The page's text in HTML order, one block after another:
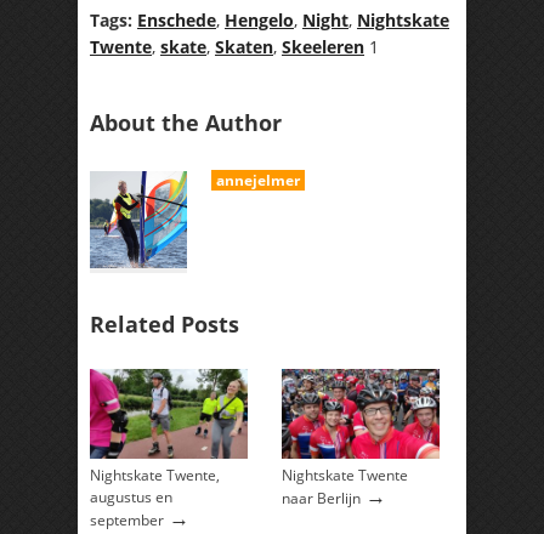
Tags: Enschede, Hengelo, Night, Nightskate
Twente, skate, Skaten, Skeeleren 1
About the Author
annejelmer
Related Posts
Nightskate Twente,
augustus en
september →
Nightskate Twente
naar Berlijn →